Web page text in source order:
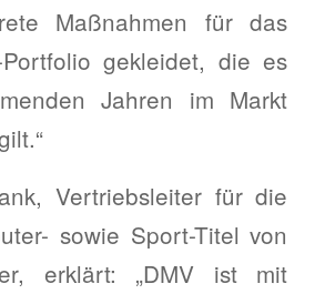
Maßnahmen für das
Portfolio gekleidet, die es
Jahren im Markt
Vertriebsleiter für die
sowie Sport-Titel von
erklärt: „DMV ist mit